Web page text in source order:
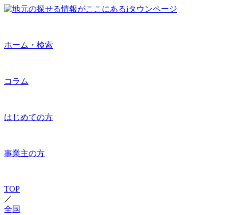
ホーム・検索
コラム
はじめての方
事業主の方
TOP
／
全国